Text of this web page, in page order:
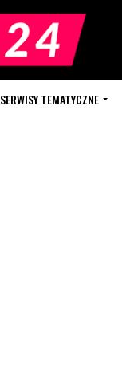
SERWISY TEMATYCZNE